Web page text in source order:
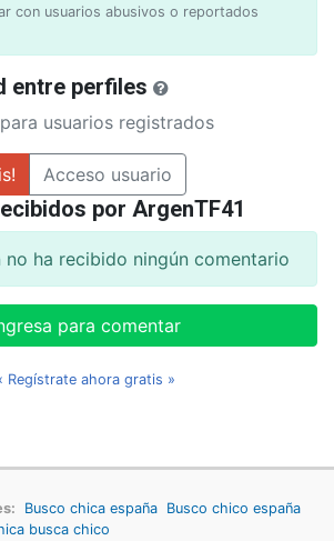
con usuarios abusivos o reportados
entre perfiles
usuarios registrados
Acceso usuario
por ArgenTF41
no ha recibido ningún comentario
para comentar
Regístrate ahora gratis »
Busco chica españa Busco chico españa
busca chico